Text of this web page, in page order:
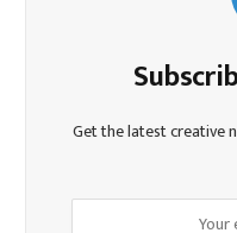
Get the latest creative